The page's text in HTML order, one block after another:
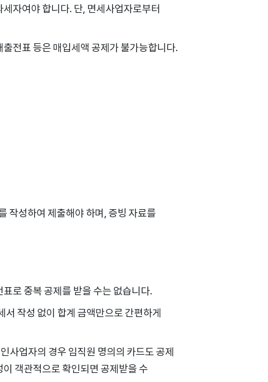
자여야 합니다. 단, 면세사업자로부터
전표 등은 매입세액 공제가 불가능합니다.
작성하여 제출해야 하며, 증빙 자료를
로 중복 공제를 받을 수는 없습니다.
작성 없이 합계 금액만으로 간편하게
사업자의 경우 임직원 명의의 카드도 공제
객관적으로 확인되면 공제받을 수